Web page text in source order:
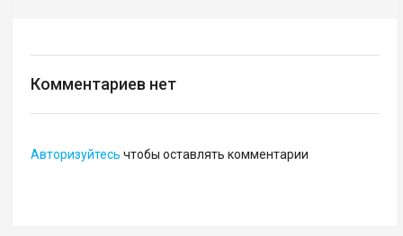
Комментариев нет
Авторизуйтесь чтобы оставлять комментарии